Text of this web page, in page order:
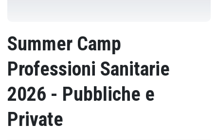
Summer Camp
Professioni Sanitarie
2026 - Pubbliche e
Private